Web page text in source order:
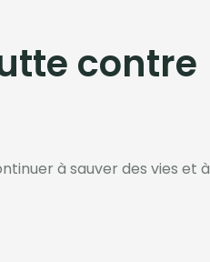
contre
à sauver des vies et à